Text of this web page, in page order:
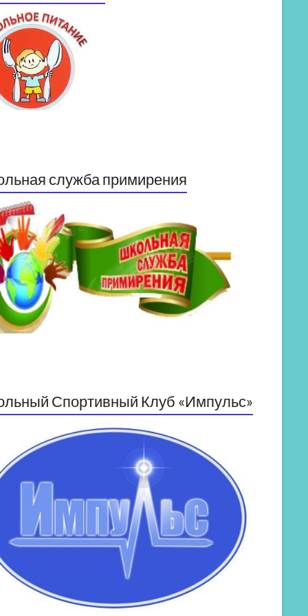
служба примирения
Спортивный Клуб «Импульс»